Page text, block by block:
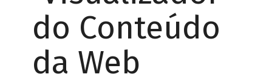
do Conteúdo
da Web